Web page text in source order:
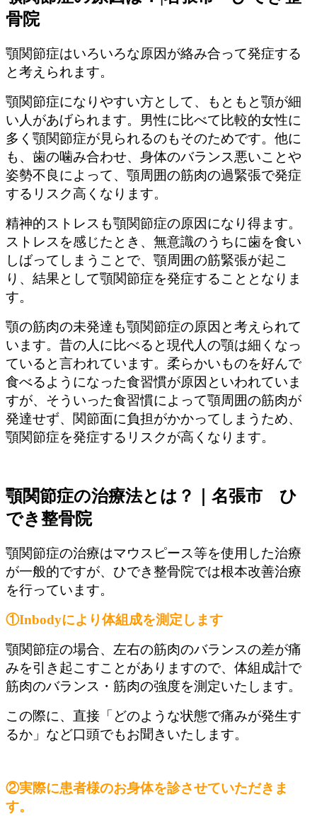
骨院
顎関節症はいろいろな原因が絡み合って発症する
と考えられます。
顎関節症になりやすい方として、もともと顎が細
い人があげられます。男性に比べて比較的女性に
多く顎関節症が見られるのもそのためです。他に
も、歯の噛み合わせ、身体のバランス悪いことや
姿勢不良によって、顎周囲の筋肉の過緊張で発症
するリスク高くなります。
精神的ストレスも顎関節症の原因になり得ます。
ストレスを感じたとき、無意識のうちに歯を食い
しばってしまうことで、顎周囲の筋緊張が起こ
り、結果として顎関節症を発症することとなりま
す。
顎の筋肉の未発達も顎関節症の原因と考えられて
います。昔の人に比べると現代人の顎は細くなっ
ていると言われています。柔らかいものを好んで
食べるようになった食習慣が原因といわれていま
すが、そういった食習慣によって顎周囲の筋肉が
発達せず、関節面に負担がかかってしまうため、
顎関節症を発症するリスクが高くなります。
顎関節症の治療法とは？｜名張市 ひ
でき整骨院
顎関節症の治療はマウスピース等を使用した治療
が一般的ですが、ひでき整骨院では根本改善治療
を行っています。
①Inbodyにより体組成を測定します
顎関節症の場合、左右の筋肉のバランスの差が痛
みを引き起こすことがありますので、体組成計で
筋肉のバランス・筋肉の強度を測定いたします。
この際に、直接「どのような状態で痛みが発生す
るか」など口頭でもお聞きいたします。
②実際に患者様のお身体を診させていただきま
す。